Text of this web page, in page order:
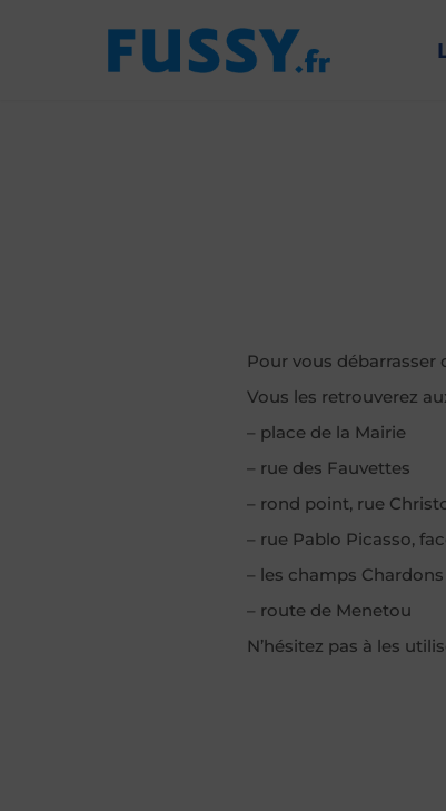
Pour vous débarrasser
Vous les retrouverez
– place de la Mairie
– rue des Fauvettes
– rond point, rue
– rue Pablo Picasso,
– les champs Chardons
– route de Menetou
N’hésitez pas à les